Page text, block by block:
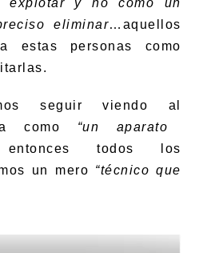
explotar y no como un
eliminar…aquellos
estas personas como
seguir viendo al
como “un aparato
todos los
un mero “técnico que